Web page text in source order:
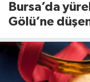
Bursa’da
Gölü’ne